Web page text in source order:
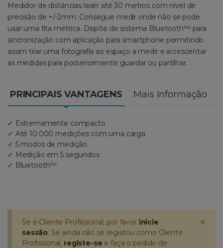
Medidor de distâncias laser até 30 metros com nível de
precisão de +/-2mm. Consegue medir onde não se pode
usar uma fita métrica. Dispõe de sistema Bluetooth™ para
sincronização com aplicação para smartphone permitindo
assim tirar uma fotografia ao espaço a medir e acrescentar
as medidas para posteriormente guardar ou partilhar.
PRINCIPAIS VANTAGENS Mais Informação
✓ Extremamente compacto
✓ Até 10.000 medições com uma carga
✓ 5 modos de medição
✓ Medição em 5 segundos
✓ Bluetooth™
×
Se é Cliente Profissional, por favor inicie
sessão. Se ainda não se registou como Cliente
Profissional, registe-se e faça o pedido de